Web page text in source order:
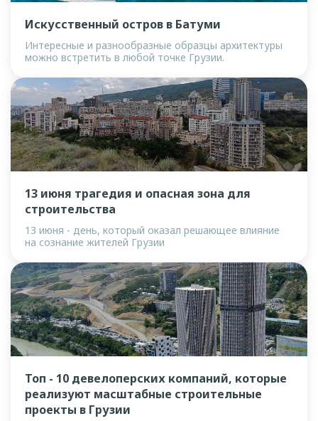
Искусственный остров в Батуми
Интересные и разнообразные образцы архитектуры
можно встретить в любой точке Грузии.
13 июня трагедия и опасная зона для
строительства
13 июня - день, который оказал решающее влияние
на сознание жителей Грузии
Топ - 10 девелоперских компаний, которые
реализуют масштабные строительные
проекты в Грузии